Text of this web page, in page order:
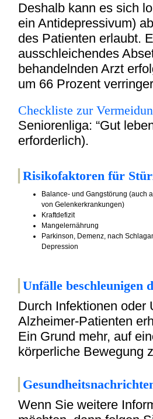
Deshalb kann es sich
ein Antidepressivum)
des Patienten erlaubt.
ausschleichendes
behandelnden Arzt
um 66 Prozent
Checkliste zur
Seniorenliga: “Gut
erforderlich).
Risikofaktoren für
Balance- und Gangstörung (auch
von Gelenkerkrankungen)
Kraftdefizit
Mangelernährung
Parkinson, Demenz, nach
Depression
Unfälle beschleunigen
Durch Infektionen oder
Alzheimer-Patienten
Ein Grund mehr, auf
körperliche Bewegung
Gesundheitsnac
Wenn Sie weitere